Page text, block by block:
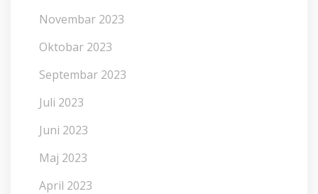
Novembar 2023
Oktobar 2023
Septembar 2023
Juli 2023
Juni 2023
Maj 2023
April 2023